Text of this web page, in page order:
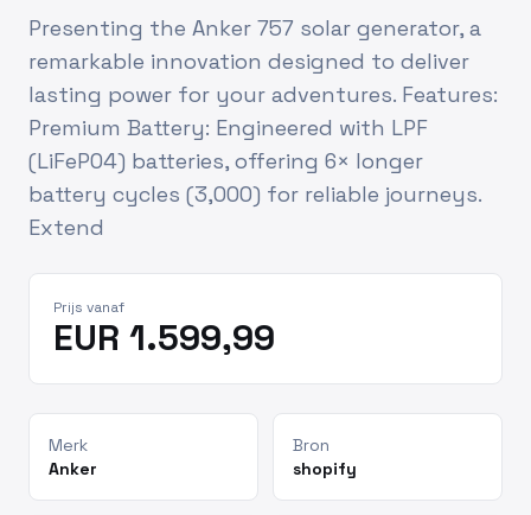
Presenting the Anker 757 solar generator, a
remarkable innovation designed to deliver
lasting power for your adventures. Features:
Premium Battery: Engineered with LPF
(LiFePO4) batteries, offering 6× longer
battery cycles (3,000) for reliable journeys.
Extend
Prijs vanaf
EUR 1.599,99
Merk
Anker
Bron
shopify